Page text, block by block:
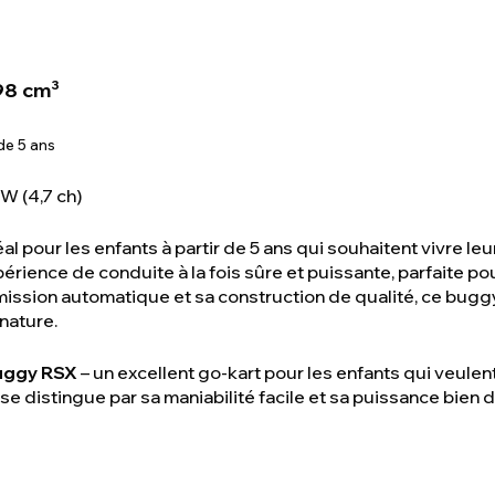
cm³
5 ans
(4,7 ch)
pour les enfants à partir de 5 ans qui souhaitent vivre
de conduite à la fois sûre et puissante, parfaite
automatique et sa construction de qualité, ce
RSX – un excellent go-kart pour les enfants qui
distingue par sa maniabilité facile et sa puissance bien